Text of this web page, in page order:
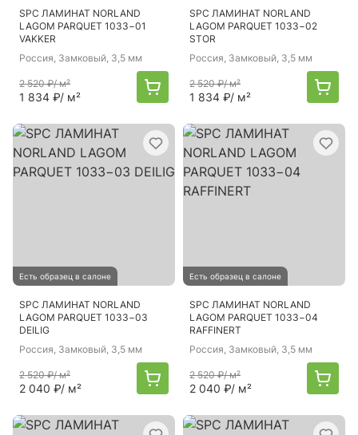
SPC ЛАМИНАТ NORLAND
LAGOM PARQUET 1033−01
VAKKER
Россия, Замковый, 3,5 мм
2 520 ₽/ м²
1 834 ₽/ м²
SPC ЛАМИНАТ NORLAND
LAGOM PARQUET 1033−02
STOR
Россия, Замковый, 3,5 мм
2 520 ₽/ м²
1 834 ₽/ м²
Есть образец в салоне
SPC ЛАМИНАТ NORLAND
LAGOM PARQUET 1033−03
DEILIG
Россия, Замковый, 3,5 мм
2 520 ₽/ м²
2 040 ₽/ м²
Есть образец в салоне
SPC ЛАМИНАТ NORLAND
LAGOM PARQUET 1033−04
RAFFINERT
Россия, Замковый, 3,5 мм
2 520 ₽/ м²
2 040 ₽/ м²